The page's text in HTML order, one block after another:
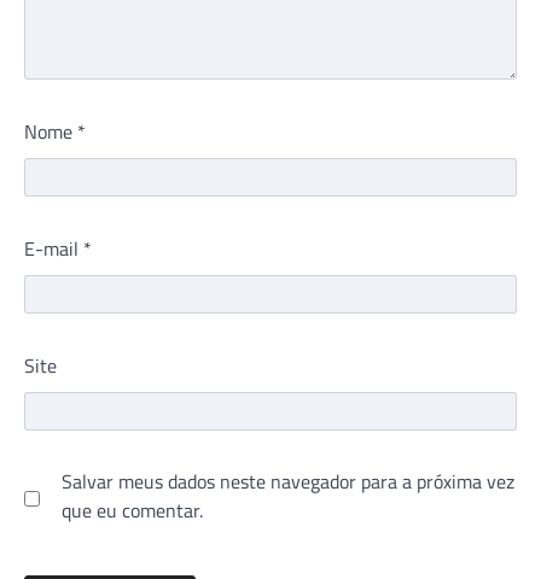
Nome *
E-mail *
Site
Salvar meus dados neste navegador para a próxima vez
que eu comentar.